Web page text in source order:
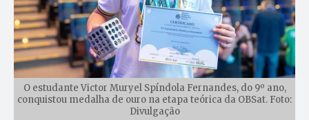
O estudante Victor Muryel Spíndola Fernandes, do 9º ano,
conquistou medalha de ouro na etapa teórica da OBSat. Foto:
Divulgação